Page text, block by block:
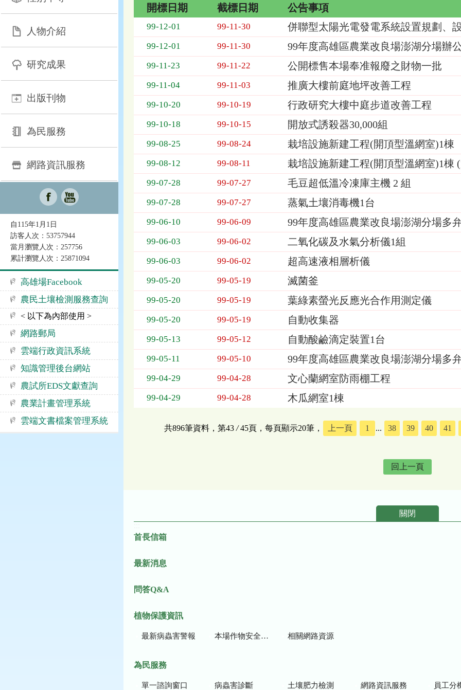
人物介紹
研究成果
出版刊物
為民服務
網路資訊服務
自115年1月1日
訪客人次：53757944
當月瀏覽人次：257756
累計瀏覽人次：25871094
高雄場Facebook
農民土壤檢測服務查詢
< 以下為內部使用 >
網路郵局
雲端行政資訊系統
知識管理後台網站
農試所EDS文獻查詢
農業計畫管理系統
雲端文書檔案管理系統
購
表，
位
為：
期、
標
開標日期 截標日期 公告事項
99-12-01 99-11-30 併聯型太陽光電發電系統設置規劃、
99-12-01 99-11-30 99年度高雄區農業改良場澎湖分場辦
99-11-23 99-11-22 公開標售本場奉准報廢之財物一批
99-11-04 99-11-03 推廣大樓前庭地坪改善工程
99-10-20 99-10-19 行政研究大樓中庭步道改善工程
99-10-18 99-10-15 開放式誘殺器30,000組
99-08-25 99-08-24 栽培設施新建工程(開頂型溫網室)1棟
99-08-12 99-08-11 栽培設施新建工程(開頂型溫網室)1棟
99-07-28 99-07-27 毛豆超低溫冷凍庫主機 2 組
99-07-28 99-07-27 蒸氣土壤消毒機1台
99-06-10 99-06-09 99年度高雄區農業改良場澎湖分場多
99-06-03 99-06-02 二氧化碳及水氣分析儀1組
99-06-03 99-06-02 超高速液相層析儀
99-05-20 99-05-19 滅菌釜
99-05-20 99-05-19 葉綠素螢光反應光合作用測定儀
99-05-20 99-05-19 自動收集器
99-05-13 99-05-12 自動酸鹼滴定裝置1台
99-05-11 99-05-10 99年度高雄區農業改良場澎湖分場多
99-04-29 99-04-28 文心蘭網室防雨棚工程
99-04-29 99-04-28 木瓜網室1棟
共896筆資料，第43 /45頁，每頁顯示20筆， 上一頁 1 ... 38 39 40 41
回上一頁
關閉
首長信箱
最新消息
問答Q&A
植物保護資訊
最新病蟲害警報 本場作物安全用藥資訊 相關網路資源
為民服務
單一諮詢窗口 病蟲害診斷 土壤肥力檢測 網路資訊服務 員工分